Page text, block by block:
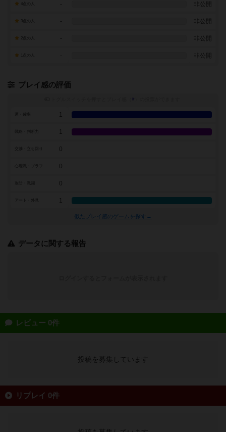
- 非公開
- 非公開
- 非公開
- 非公開
プレイ感の評価
※
1
戦略・判断力 1
0
0
0
アート・外見 1
似たプレイ感のゲームを探す→
データに関する報告
レビュー 0件
投稿を募集しています
リプレイ 0件